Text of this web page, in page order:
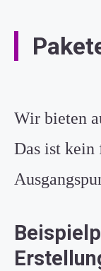
Wir bieten
Das ist kein